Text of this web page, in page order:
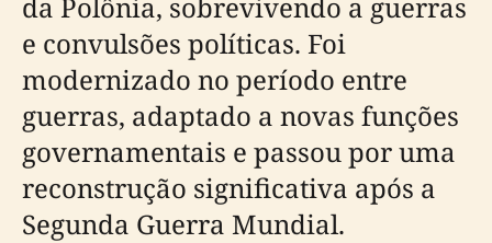
e convulsões políticas. Foi
modernizado no período entre
guerras, adaptado a novas funções
governamentais e passou por uma
reconstrução significativa após a
Segunda Guerra Mundial.